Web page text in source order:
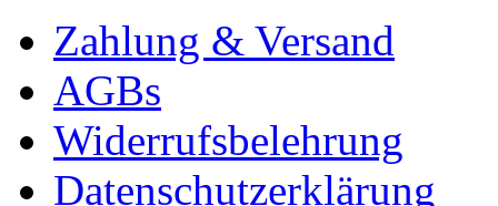
Zahlung & Versand
AGBs
Widerrufsbelehrung
Datenschutzerklärung